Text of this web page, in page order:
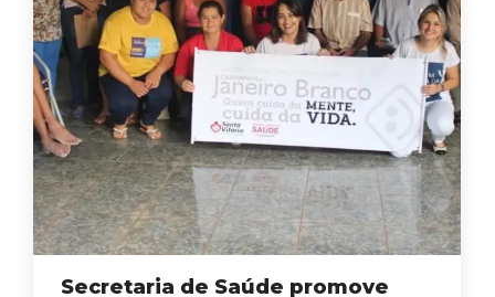
Secretaria de Saúde promove